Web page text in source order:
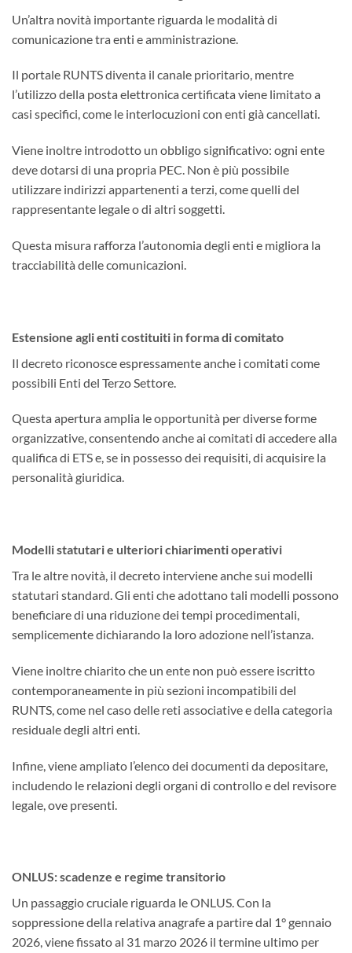
Un’altra novità importante riguarda le modalità di
comunicazione tra enti e amministrazione.
Il portale RUNTS diventa il canale prioritario, mentre
l’utilizzo della posta elettronica certificata viene limitato a
casi specifici, come le interlocuzioni con enti già cancellati.
Viene inoltre introdotto un obbligo significativo: ogni ente
deve dotarsi di una propria PEC. Non è più possibile
utilizzare indirizzi appartenenti a terzi, come quelli del
rappresentante legale o di altri soggetti.
Questa misura rafforza l’autonomia degli enti e migliora la
tracciabilità delle comunicazioni.
Estensione agli enti costituiti in forma di comitato
Il decreto riconosce espressamente anche i comitati come
possibili Enti del Terzo Settore.
Questa apertura amplia le opportunità per diverse forme
organizzative, consentendo anche ai comitati di accedere alla
qualifica di ETS e, se in possesso dei requisiti, di acquisire la
personalità giuridica.
Modelli statutari e ulteriori chiarimenti operativi
Tra le altre novità, il decreto interviene anche sui modelli
statutari standard. Gli enti che adottano tali modelli possono
beneficiare di una riduzione dei tempi procedimentali,
semplicemente dichiarando la loro adozione nell’istanza.
Viene inoltre chiarito che un ente non può essere iscritto
contemporaneamente in più sezioni incompatibili del
RUNTS, come nel caso delle reti associative e della categoria
residuale degli altri enti.
Infine, viene ampliato l’elenco dei documenti da depositare,
includendo le relazioni degli organi di controllo e del revisore
legale, ove presenti.
ONLUS: scadenze e regime transitorio
Un passaggio cruciale riguarda le ONLUS. Con la
soppressione della relativa anagrafe a partire dal 1° gennaio
2026, viene fissato al 31 marzo 2026 il termine ultimo per